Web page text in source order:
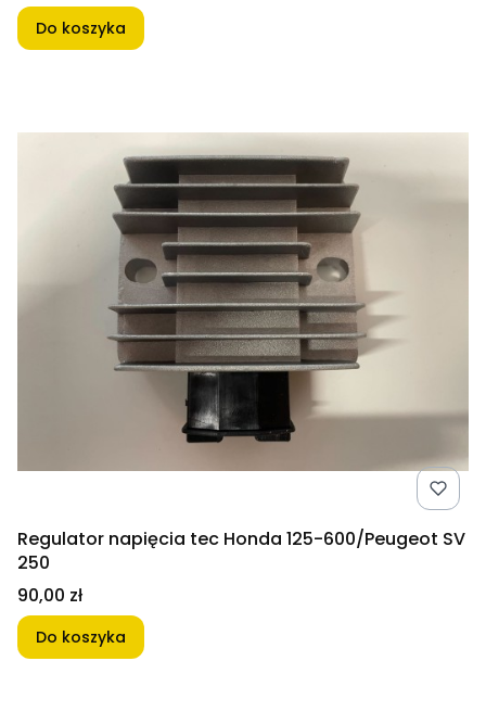
Do koszyka
Regulator napięcia tec Honda 125-600/Peugeot SV
250
Cena
90,00 zł
Do koszyka